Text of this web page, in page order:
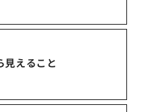
見えること